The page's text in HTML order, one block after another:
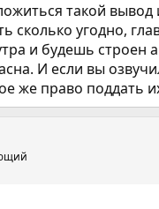
такой вывод
сколько угодно,
и будешь строен
И если вы
же право поддать